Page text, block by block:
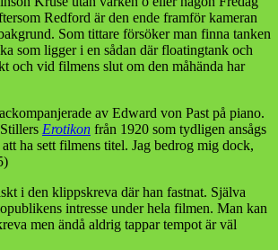
Redford är den ende framför kameran
Som tittare försöker man finna tanken
som ligger i en sådan där floatingtank och
och vid filmens slut om den måhända har
av Edward von Past på piano.
Erotikon från 1920 som tydligen ansågs
ha sett filmens titel. Jag bedrog mig dock,
i den klippskreva där han fastnat. Själva
intresse under hela filmen. Man kan
men ändå aldrig tappar tempot är väl